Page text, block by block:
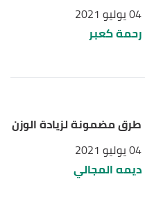
04 يوليو 2021
رحمة كعبر
طرق مضمونة لزيادة الوزن
04 يوليو 2021
ديمه المجالي